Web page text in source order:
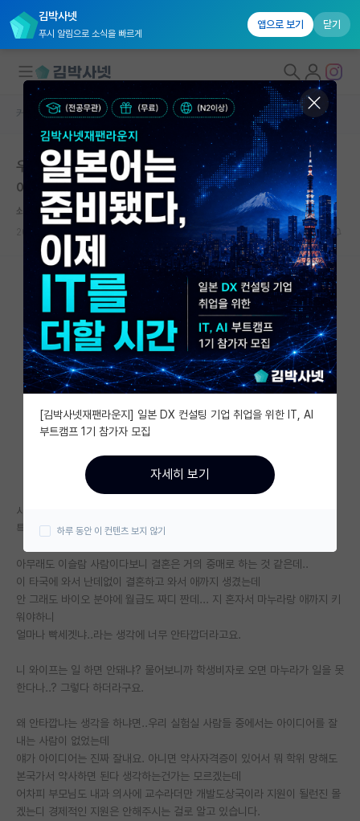
김박사넷
푸시 알림으로 소식을 빠르게
앱으로 보기 닫기
대학원생 모집
국내대학원 정보
연구실&오픈랩
커뮤니티
커뮤니티 홈
전체글보기
베스트 게시판
IF 명예의전당
자유 게시판(아무개랩)
미국 유학 게시판
미국 대학원 합격 후기 게시판
대학원생 모집 게시판
연구실(PI) 홍보 게시판
석박사 채용 정보 게시판
임용 정보 게시판
취업 게시판
PI 전용 게시판
인문사회 계열 게시판
특수/전문대학원 게시판
커뮤니티 홈 자유 게시판(아무개랩)
우리 실험실 외국인 유학생이 나의 진심어린 조언을 잘 읽
어주면 좋겠다...
쇠약한 베르너 하이젠버그
2024.03.12 2521
사람 쉽게 안 바뀐다는거 아는데..
특별히 현지어로 ChatGPT 번역기까지 돌려서 보내뒀네요...
아무래도 이슬람 사람이다보니 결혼은 거의 중매로 하는 것 같은데..
이 타국에 와서 난데없이 결혼하고 와서 애까지 생겼는데
안 그래도 바이오 분야에 월급도 짜디 짠데... 지 혼자서 마누라랑 애까지 키
워야하니
얼마나 빡세겟냐..라는 생각에 너무 안타깝더라고요.
니 와이프는 일 하면 안돼냐? 물어보니까 학생비자로 오면 마누라가 일을 못
한다나..? 그렇다 하더라구요.
왜 안타깝냐는 생각을 하냐면..우리 실험실 사람들 중에서는 아이디어를 잘
내는 사람이 없었는데
얘가 아이디어는 진짜 잘내요. 아니면 약사자격증이 있어서 뭐 학위 망해도
본국가서 약사하면 된다 생각하는건가는 모르겠는데
어차피 부모님도 내과 의사에 교수라더만 개발도상국이라 지원이 될런진 몰
겠는디 경제적인 지원은 안해주시는 걸로 알고 있습니다.
[김박사넷재팬라운지] 일본 DX 컨설팅 기업 취업을 위한 IT, AI
부트캠프 1기 참가자 모집
자세히 보기
하루 동안 이 컨텐츠 보지 않기